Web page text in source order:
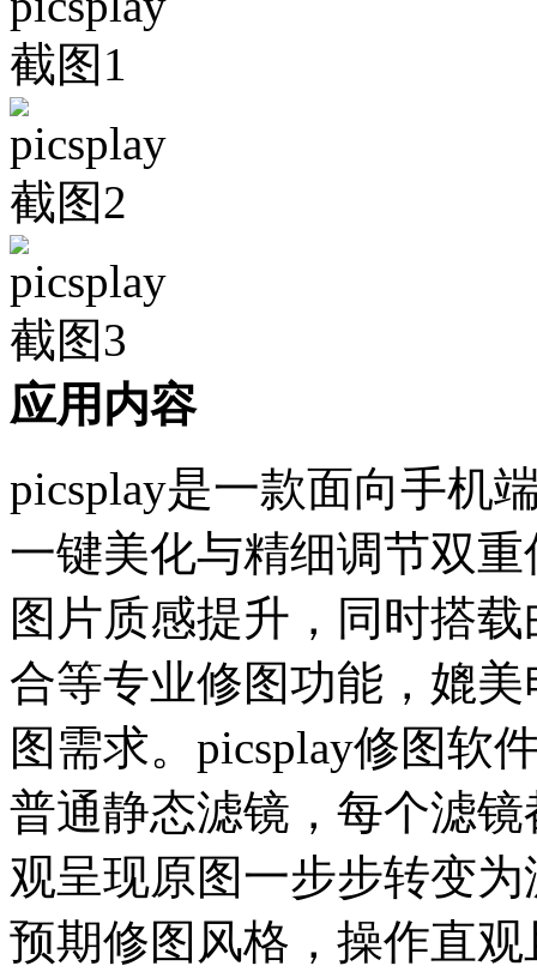
应用内容
picsplay是一款面向手机
一键美化与精细调节双
图片质感提升，同时搭
合等专业修图功能，媲
图需求。picsplay修图软
普通静态滤镜，每个滤
观呈现原图一步步转变
预期修图风格，操作直